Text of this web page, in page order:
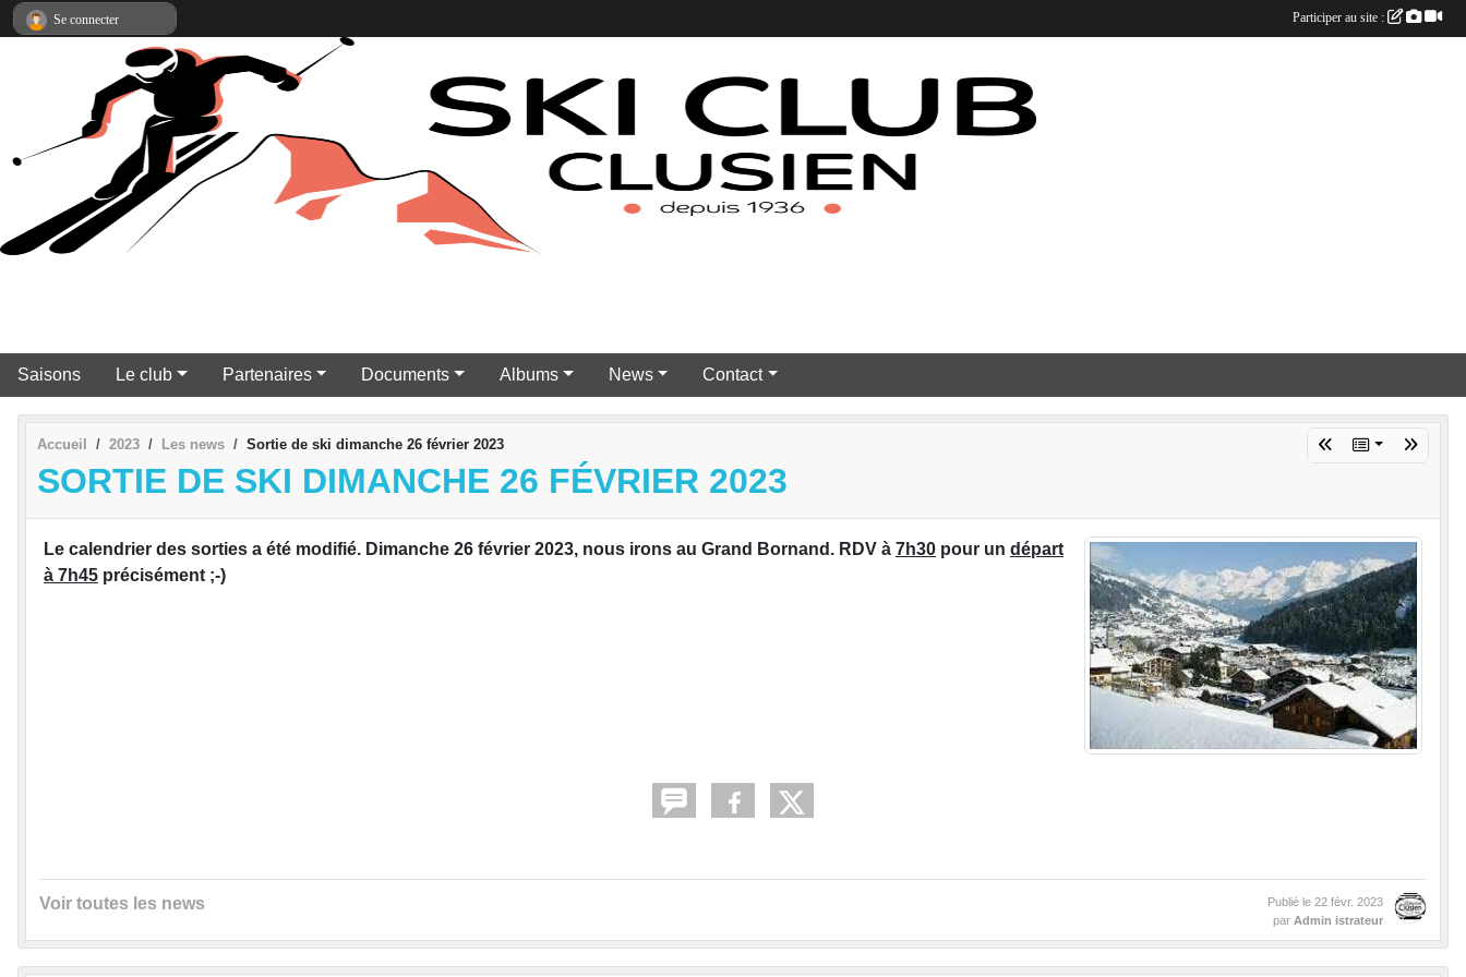
Saisons Le club Partenaires Documents Albums News Contact
Accueil 2023 Les news Sortie de ski dimanche 26 février 2023
SORTIE DE SKI DIMANCHE 26 FÉVRIER 2023
Le calendrier des sorties a été modifié. Dimanche 26 février 2023, nous irons au Grand Bornand. RDV à 7h30 pour un départ
à 7h45 précisément ;-)
Voir toutes les news Publié le 22 févr. 2023
par Admin istrateur
Se connecter Participer au site :
Panneau de gestion des cookies